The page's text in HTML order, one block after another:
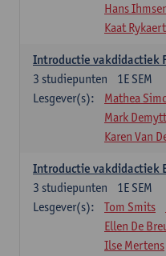
Hans
Kaat Rykaert
Introductie vakdidactiek
1E SEM
3 studiepunten
Lesgever(s):
Mathea
Mark
Karen Van
Introductie vakdidactiek
1E SEM
3 studiepunten
Lesgever(s):
Tom Smits
Ellen De
Ilse Mertens